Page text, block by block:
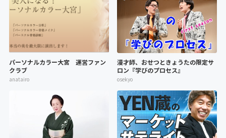
パーソナルカラー大宮 運営ファン
クラブ
anatairo
漫才師、おせつときょうたの限定サ
ロン『学びのプロセス』
osekyo